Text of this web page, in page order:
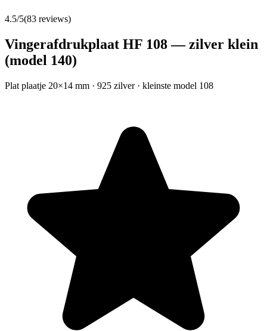
4.5/5(83 reviews)
Vingerafdrukplaat HF 108 — zilver klein
(model 140)
Plat plaatje 20×14 mm · 925 zilver · kleinste model 108